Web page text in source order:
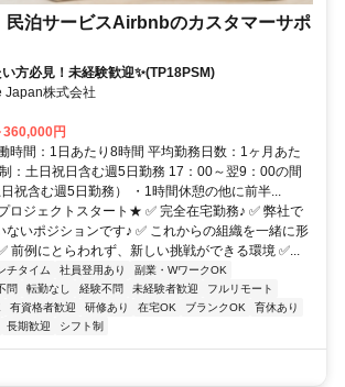
泊サービスAirbnbのカスタマーサポ
方必見！未経験歓迎✨(TP18PSM)
Japan株式会社
円
時間：1日あたり8時間 平均勤務日数：1ヶ月あた
：土日祝日含む週5日勤務 17：00～翌9：00の間
祝含む週5日勤務） ・1時間休憩の他に前半...
ロジェクトスタート★ ✅ 完全在宅勤務♪ ✅ 弊社で
ないポジションです♪ ✅ これからの組織を一緒に形
前例にとらわれず、新しい挑戦ができる環境 ✅...
チタイム 社員登用あり
副業・WワークOK
問 転勤なし 経験不問 未経験者歓迎
フルリモート
有資格者歓迎 研修あり 在宅OK ブランクOK
育休あり
長期歓迎 シフト制